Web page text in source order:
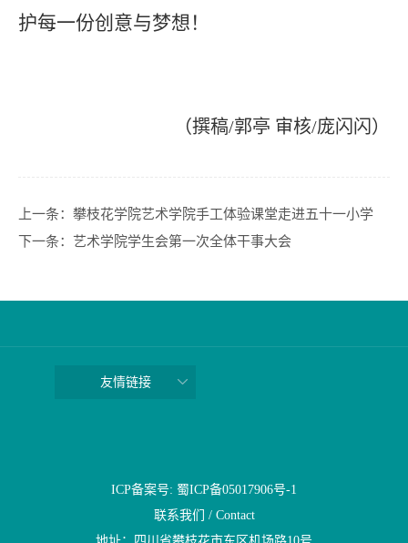
护每一份创意与梦想！
（撰稿/郭亭 审核/庞闪闪）
上一条： 攀枝花学院艺术学院手工体验课堂走进五十一小学
下一条： 艺术学院学生会第一次全体干事大会
友情链接
ICP备案号: 蜀ICP备05017906号-1
联系我们 / Contact